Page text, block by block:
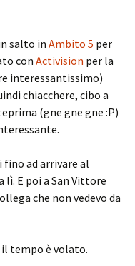
salto in Ambito 5 per
con Activision per la
interessantissimo)
chiacchere, cibo a
(gne gne gne :P)
ad arrivare al
lì. E poi a San Vittore
che non vedevo da
il tempo è volato.